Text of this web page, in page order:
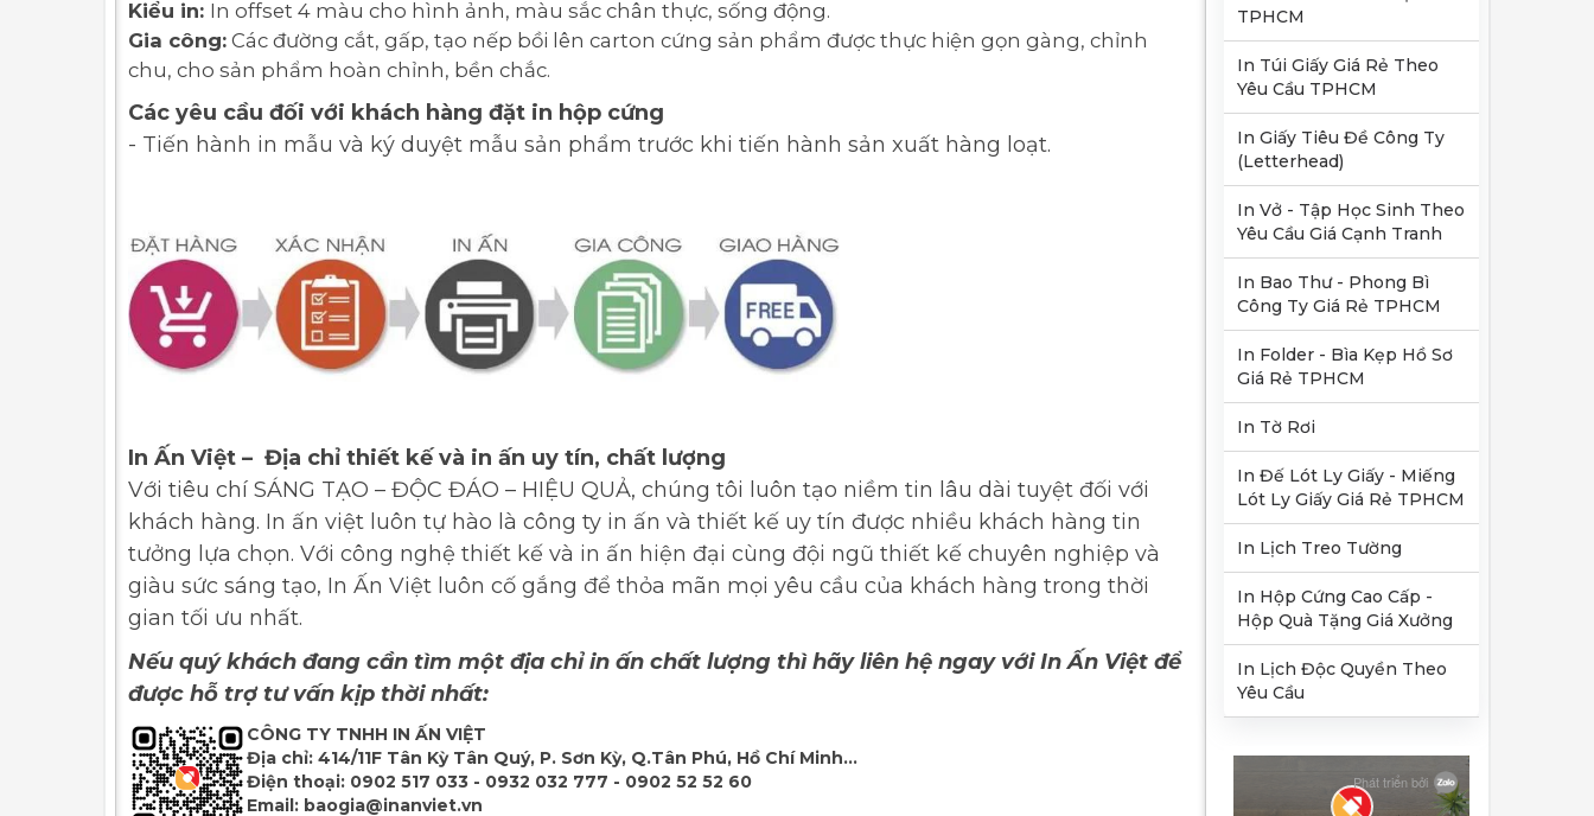
Kiểu in: In offset 4 màu cho hình ảnh, màu sắc chân thực, sống động.
Gia công: Các đường cắt, gấp, tạo nếp bồi lên carton cứng sản phẩm được thực hiện gọn gàng, chỉnh
chu, cho sản phẩm hoàn chỉnh, bền chắc.
Các yêu cầu đối với khách hàng đặt in hộp cứng
- Tiến hành in mẫu và ký duyệt mẫu sản phẩm trước khi tiến hành sản xuất hàng loạt.
In Ấn Việt – Địa chỉ thiết kế và in ấn uy tín, chất lượng
Với tiêu chí SÁNG TẠO – ĐỘC ĐÁO – HIỆU QUẢ, chúng tôi luôn tạo niềm tin lâu dài tuyệt đối với
khách hàng. In ấn việt luôn tự hào là công ty in ấn và thiết kế uy tín được nhiều khách hàng tin
tưởng lựa chọn. Với công nghệ thiết kế và in ấn hiện đại cùng đội ngũ thiết kế chuyên nghiệp và
giàu sức sáng tạo, In Ấn Việt luôn cố gắng để thỏa mãn mọi yêu cầu của khách hàng trong thời
gian tối ưu nhất.
Nếu quý khách đang cần tìm một địa chỉ in ấn chất lượng thì hãy liên hệ ngay với In Ấn Việt để
được hỗ trợ tư vấn kịp thời nhất:
CÔNG TY TNHH IN ẤN VIỆT
Địa chỉ: 414/11F Tân Kỳ Tân Quý, P. Sơn Kỳ, Q.Tân Phú, Hồ Chí Minh...
Điện thoại: 0902 517 033 - 0932 032 777 - 0902 52 52 60
Email: baogia@inanviet.vn
TPHCM
In Túi Giấy Giá Rẻ Theo
Yêu Cầu TPHCM
In Giấy Tiêu Đề Công Ty
(Letterhead)
In Vở - Tập Học Sinh Theo
Yêu Cầu Giá Cạnh Tranh
In Bao Thư - Phong Bì
Công Ty Giá Rẻ TPHCM
In Folder - Bìa Kẹp Hồ Sơ
Giá Rẻ TPHCM
In Tờ Rơi
In Đế Lót Ly Giấy - Miếng
Lót Ly Giấy Giá Rẻ TPHCM
In Lịch Treo Tường
In Hộp Cứng Cao Cấp -
Hộp Quà Tặng Giá Xưởng
In Lịch Độc Quyền Theo
Yêu Cầu